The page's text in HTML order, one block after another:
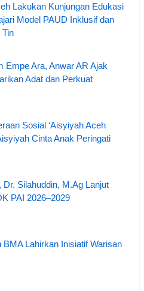
Lakukan Kunjungan Edukasi
Model PAUD Inklusif dan
Empe Ara, Anwar AR Ajak
Adat dan Perkuat
Sosial ‘Aisyiyah Aceh
Cinta Anak Peringati
Dr. Silahuddin, M.Ag Lanjut
PAI 2026–2029
BMA Lahirkan Inisiatif Warisan